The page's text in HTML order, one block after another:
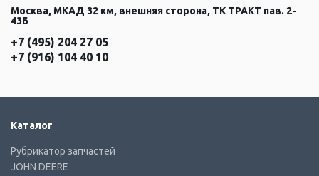
Москва, МКАД 32 км, внешняя сторона, ТК ТРАКТ пав. 2-
43Б
+7 (495) 204 27 05
+7 (916) 104 40 10
Каталог
Рубрикатор запчастей
JOHN DEERE